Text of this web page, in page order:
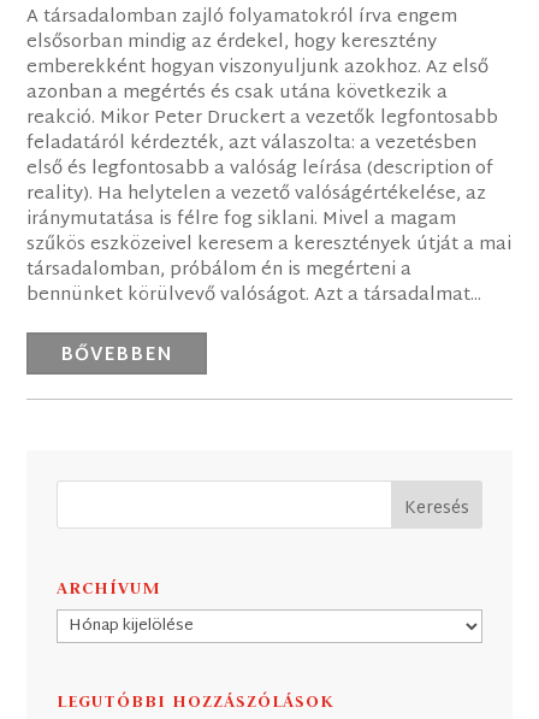
A társadalomban zajló folyamatokról írva engem
elsősorban mindig az érdekel, hogy keresztény
emberekként hogyan viszonyuljunk azokhoz. Az első
azonban a megértés és csak utána következik a
reakció. Mikor Peter Druckert a vezetők legfontosabb
feladatáról kérdezték, azt válaszolta: a vezetésben
első és legfontosabb a valóság leírása (description of
reality). Ha helytelen a vezető valóságértékelése, az
iránymutatása is félre fog siklani. Mivel a magam
szűkös eszközeivel keresem a keresztények útját a mai
társadalomban, próbálom én is megérteni a
bennünket körülvevő valóságot. Azt a társadalmat...
BŐVEBBEN
ARCHÍVUM
Archívum
LEGUTÓBBI HOZZÁSZÓLÁSOK